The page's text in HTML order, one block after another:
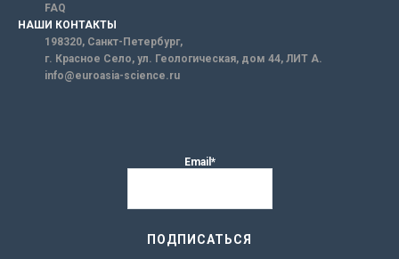
FAQ
НАШИ КОНТАКТЫ
198320, Санкт-Петербург,
г. Красное Село, ул. Геологическая, дом 44, ЛИТ А.
info@euroasia-science.ru
Email*